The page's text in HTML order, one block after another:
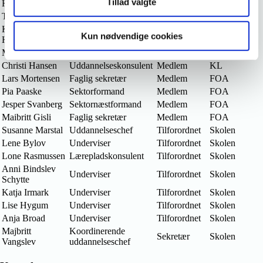
Kun nødvendige cookies
Hartmann
uddannelseskonsulent
Tine Jacobsen
Uddannelseskonsulent Medlem
KL
Katrine
Harrekilde
Uddannelseskonsulent Medlem
Mette Lindeloft
Uddannelseskonsulent Medlem
KL
Christi Hansen
Uddannelseskonsulent Medlem
KL
Lars Mortensen
Faglig sekretær Medlem
FOA
Pia Paaske
Sektorformand Medlem
FOA
Jesper Svanberg
Sektornæstformand Medlem
FOA
Maibritt Gisli
Faglig sekretær Medlem
FOA
Susanne Marstal
Uddannelseschef Tilforordnet
Skolen
Lene Bylov
Underviser Tilforordnet
Skolen
Lone Rasmussen Lærepladskonsulent Tilforordnet
Skolen
Anni Bindslev
Schytte
Underviser Tilforordnet
Skolen
Katja Irmark
Underviser Tilforordnet
Skolen
Lise Hygum
Underviser Tilforordnet
Skolen
Anja Broad
Underviser Tilforordnet
Skolen
Majbritt
Vangslev
Koordinerende
uddannelseschef
Sekretær Skolen